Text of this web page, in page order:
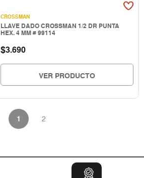
CROSSMAN
LLAVE DADO CROSSMAN 1/2 DR PUNTA
HEX. 4 MM # 99114
$3.690
VER PRODUCTO
1 2